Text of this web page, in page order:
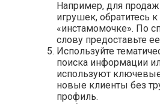
Например, для
игрушек, обратитесь
«инстамомочке». По
слову предоставьте
Используйте
поиска информации
используют
новые клиенты без
профиль.